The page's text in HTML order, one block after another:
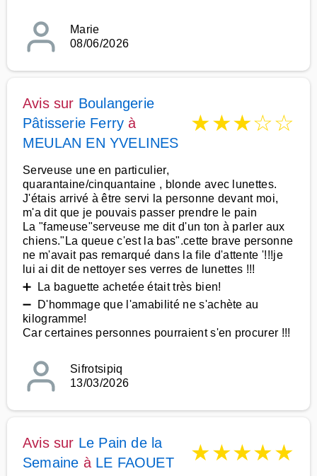
Marie
08/06/2026
Avis sur Boulangerie
Pâtisserie Ferry à
MEULAN EN YVELINES
★★★☆☆
Serveuse une en particulier,
quarantaine/cinquantaine , blonde avec lunettes.
J'étais arrivé à être servi la personne devant moi,
m'a dit que je pouvais passer prendre le pain
La "fameuse"serveuse me dit d'un ton à parler aux
chiens."La queue c'est la bas".cette brave personne
ne m'avait pas remarqué dans la file d'attente '!!!je
lui ai dit de nettoyer ses verres de lunettes !!!
➕ La baguette achetée était très bien!
➖ D'hommage que l'amabilité ne s'achète au
kilogramme!
Car certaines personnes pourraient s'en procurer !!!
Sifrotsipiq
13/03/2026
Avis sur Le Pain de la
Semaine à LE FAOUET ★★★★★